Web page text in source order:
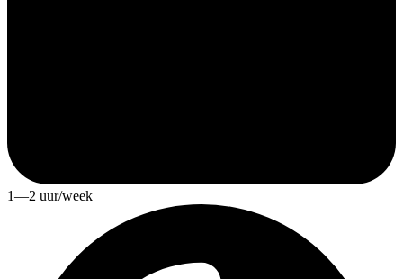
1—2 uur/week